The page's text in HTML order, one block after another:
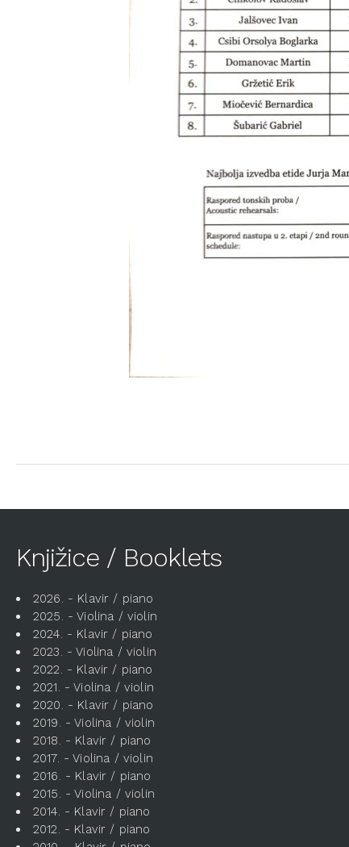
Knjižice / Booklets
2026. - Klavir / piano
2025. - Violina / violin
2024. - Klavir / piano
2023. - Violina / violin
2022. - Klavir / piano
2021. - Violina / violin
2020. - Klavir / piano
2019. - Violina / violin
2018. - Klavir / piano
2017. - Violina / violin
2016. - Klavir / piano
2015. - Violina / violin
2014. - Klavir / piano
2012. - Klavir / piano